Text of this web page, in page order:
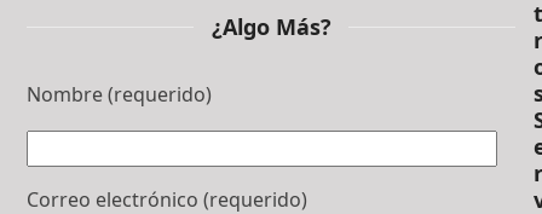
¿Algo Más?
Nombre (requerido)
Correo electrónico (requerido)
t
r
r